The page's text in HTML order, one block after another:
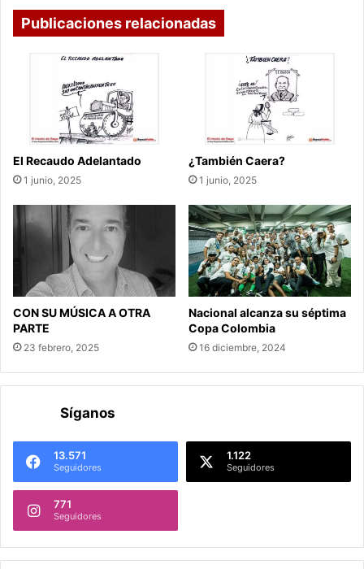
Publicaciones relacionadas
El Recaudo Adelantado
1 junio, 2025
¿También Caera?
1 junio, 2025
CON SU MÚSICA A OTRA
PARTE
23 febrero, 2025
Nacional alcanza su séptima
Copa Colombia
16 diciembre, 2024
Síganos
13.571
Seguidores
1.122
Seguidores
771
Seguidores